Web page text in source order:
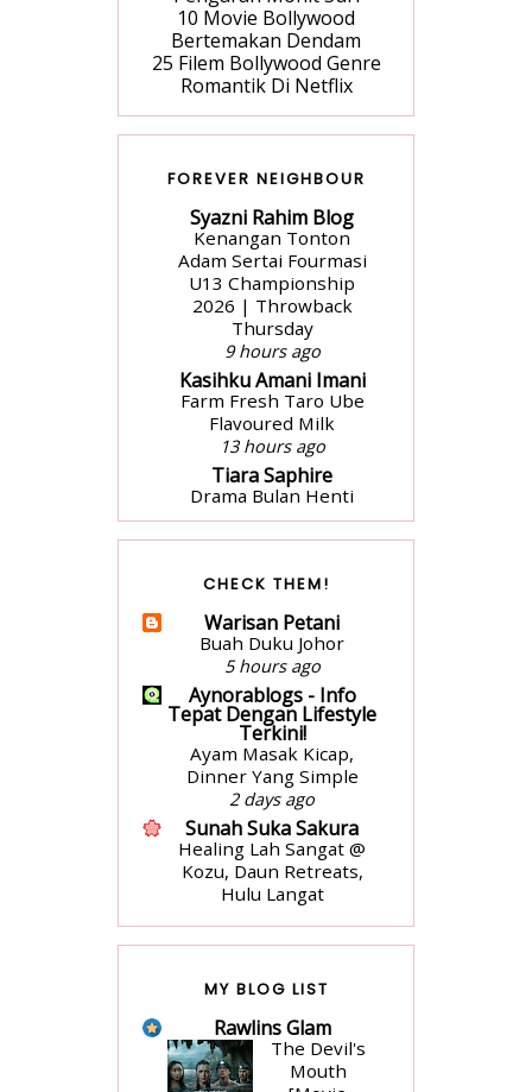
10 Movie Bollywood
Bertemakan Dendam
25 Filem Bollywood Genre
Romantik Di Netflix
FOREVER NEIGHBOUR
Syazni Rahim Blog
Kenangan Tonton
Adam Sertai Fourmasi
U13 Championship
2026 | Throwback
Thursday
9 hours ago
Kasihku Amani Imani
Farm Fresh Taro Ube
Flavoured Milk
13 hours ago
Tiara Saphire
Drama Bulan Henti
Bicara (Astro Ria)
2 days ago
Mesyuarat Badan
Kebajikan Sekolah
Agama dan
Penyampaian Hadiah
1 week ago
surayooo
Seikhlas Kasih Ahmad
Nanas by Izzraff
3 weeks ago
VANILLA FREAK
Long Weekend
2 months ago
Jari Jemari Menari
Ulasan Buku- Atas
Lantai Bumi by Liza Nur
2 months ago
Koleksi Buku untuk
Tahun 2025
1 year ago
Blog Adianiez
CHECK THEM!
Warisan Petani
Buah Duku Johor
5 hours ago
Aynorablogs - Info
Tepat Dengan Lifestyle
Terkini!
Ayam Masak Kicap,
Dinner Yang Simple
2 days ago
Sunah Suka Sakura
Healing Lah Sangat @
Kozu, Daun Retreats,
Hulu Langat
nadiajamhari.com
Mushroom soup
Cerita Ceriti Ceritu
Mamapipie
Senarai Lengkap 24
MY BLOG LIST
Rawlins Glam
The Devil's
Mouth